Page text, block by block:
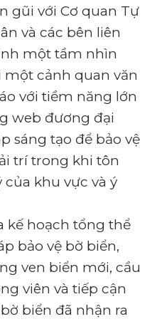
gũi với Cơ quan Tự
và các bên liên
một tầm nhìn
cảnh quan văn
với tiềm năng lớn
web đương đại
sáng tạo để bảo vệ
trí trong khi tôn
khu vực và ý
kế hoạch tổng thể
bảo vệ bờ biển,
ven biển mới, cầu
viên và tiếp cận
biển đã nhận ra